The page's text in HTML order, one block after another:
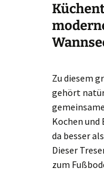
Zu diesem
gehört
Kochen und
da besser
Dieser
zum